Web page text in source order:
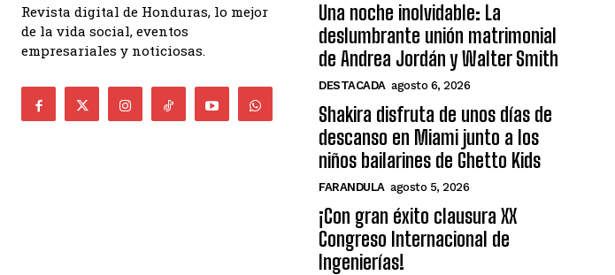
Revista digital de Honduras, lo mejor
de la vida social, eventos
empresariales y noticiosas.
Una noche inolvidable: La
deslumbrante unión matrimonial
de Andrea Jordán y Walter Smith
DESTACADA agosto 6, 2026
Shakira disfruta de unos días de
descanso en Miami junto a los
niños bailarines de Ghetto Kids
FARANDULA agosto 5, 2026
¡Con gran éxito clausura XX
Congreso Internacional de
Ingenierías!